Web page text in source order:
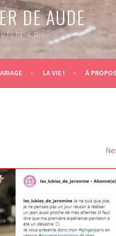
DE AUDE
& DIY
LA VIE ! À PROPOS